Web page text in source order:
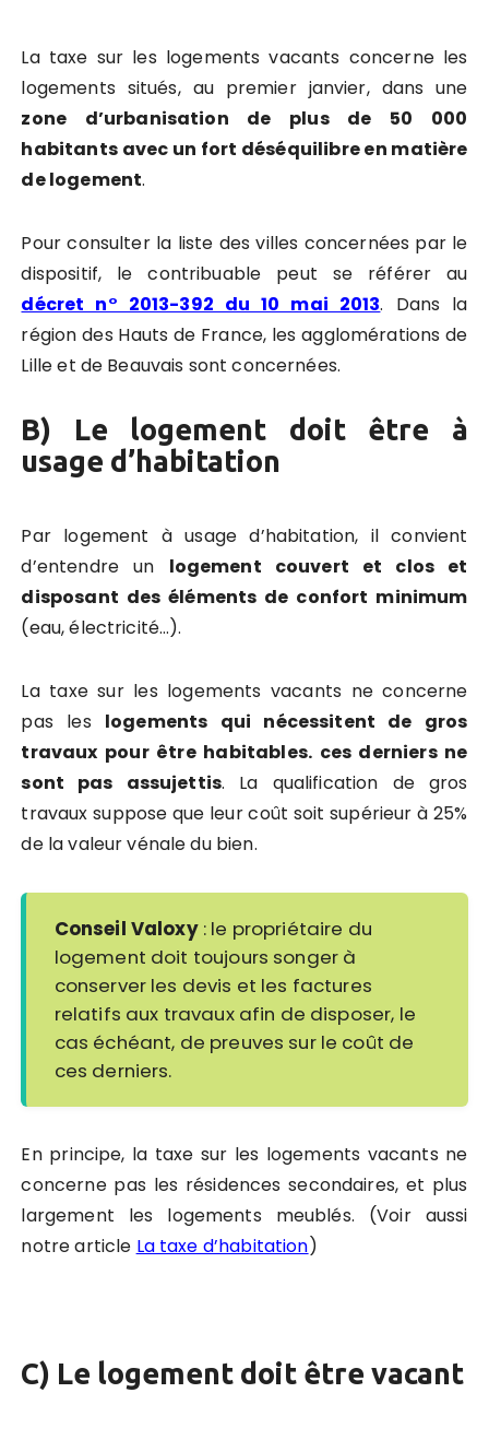
La taxe sur les logements vacants concerne les
logements situés, au premier janvier, dans une
zone d’urbanisation de plus de 50 000
habitants avec un fort déséquilibre en matière
de logement.
Pour consulter la liste des villes concernées par le
dispositif, le contribuable peut se référer au
décret n° 2013-392 du 10 mai 2013. Dans la
région des Hauts de France, les agglomérations de
Lille et de Beauvais sont concernées.
B) Le logement doit être à
usage d’habitation
Par logement à usage d’habitation, il convient
d’entendre un logement couvert et clos et
disposant des éléments de confort minimum
(eau, électricité…).
La taxe sur les logements vacants ne concerne
pas les logements qui nécessitent de gros
travaux pour être habitables. ces derniers ne
sont pas assujettis. La qualification de gros
travaux suppose que leur coût soit supérieur à 25%
de la valeur vénale du bien.
Conseil Valoxy: le propriétaire du
logement doit toujours songer à
conserver les devis et les factures
relatifs aux travaux afin de disposer, le
cas échéant, de preuves sur le coût de
ces derniers.
En principe, la taxe sur les logements vacants ne
concerne pas les résidences secondaires, et plus
largement les logements meublés. (Voir aussi
notre article La taxe d’habitation)
C) Le logement doit être vacant